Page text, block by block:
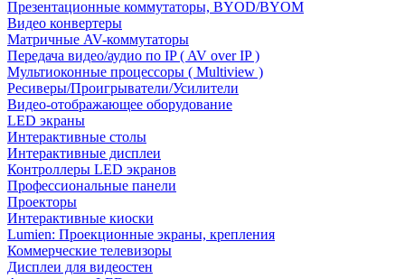
Презентационные коммутаторы, BYOD/BYOM
Видео конвертеры
Матричные AV-коммутаторы
Передача видео/аудио по IP ( AV over IP )
Мультиоконные процессоры ( Multiview )
Ресиверы/Проигрыватели/Усилители
Видео-отображающее оборудование
LED экраны
Интерактивные столы
Интерактивные дисплеи
Контроллеры LED экранов
Профессиональные панели
Проекторы
Интерактивные киоски
Lumien: Проекционные экраны, крепления
Коммерческие телевизоры
Дисплеи для видеостен